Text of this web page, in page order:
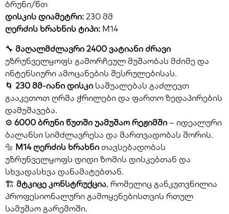
ბრუნი/წთ
დისკის დიამეტრი: 230 მმ
ღერძის ხრახნის ტიპი: M14
🔧 მაღალმძლავრი 2400 ვატიანი ძრავი
უზრუნველყოფს გამორჩეულ მუშაობას მძიმე და
ინტენსიური ამოცანების შესრულებისას.
🌀 230 მმ-იანი დისკი საშუალებას გაძლევთ
გააკეთოთ ღრმა ჭრილები და ფართო ზედაპირების
დამუშავება.
⚙️ 6000 ბრუნი წუთში უამუშაო რეჟიმში – იდეალური
ბალანსი სიმძლავრესა და მართვადობას შორის.
🔩 M14 ღერძის ხრახნი თავსებადობას
უზრუნველყოფს დიდი ზომის დისკებთან და
სხვადასხვა დანამატებთან.
🏗️ მტკიცე კონსტრუქცია, რომელიც განკუთვნილია
პროფესიონალური გამოყენებისთვის რთულ
სამუშაო გარემოში.